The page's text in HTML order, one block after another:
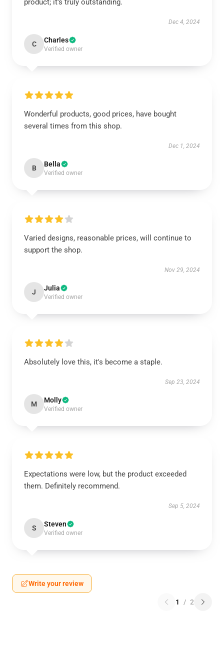
product; it’s truly outstanding.
Dec 4, 2024
C Charles
Verified owner
Wonderful products, good prices, have bought
several times from this shop.
Dec 1, 2024
B Bella
Verified owner
Varied designs, reasonable prices, will continue to
support the shop.
Nov 29, 2024
J Julia
Verified owner
Absolutely love this, it's become a staple.
Sep 23, 2024
M Molly
Verified owner
Expectations were low, but the product exceeded
them. Definitely recommend.
Sep 5, 2024
S Steven
Verified owner
Write your review
1 / 2